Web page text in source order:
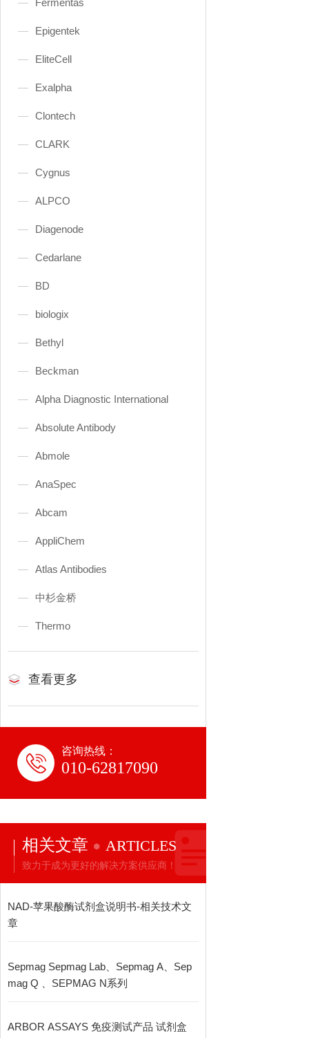
Fermentas
Epigentek
EliteCell
Exalpha
Clontech
CLARK
Cygnus
ALPCO
Diagenode
Cedarlane
BD
biologix
Bethyl
Beckman
Alpha Diagnostic International
Absolute Antibody
Abmole
AnaSpec
Abcam
AppliChem
Atlas Antibodies
中杉金桥
Thermo
查看更多
咨询热线：
010-62817090
相关文章 ARTICLES
致力于成为更好的解决方案供应商！
NAD-苹果酸酶试剂盒说明书-相关技术文
章
Sepmag Sepmag Lab、Sepmag A、Sep
mag Q 、SEPMAG N系列
ARBOR ASSAYS 免疫测试产品 试剂盒